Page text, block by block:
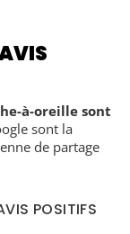
à-oreille sont
sont la
de partage
POSITIFS